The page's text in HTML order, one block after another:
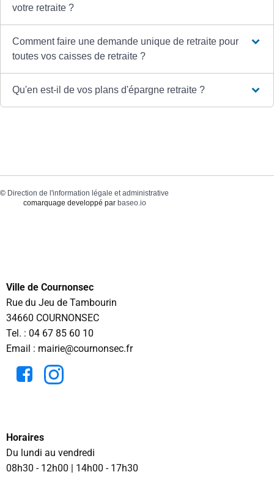
votre retraite ?
Comment faire une demande unique de retraite pour
toutes vos caisses de retraite ?
Qu'en est-il de vos plans d'épargne retraite ?
© Direction de l'information légale et administrative
comarquage developpé par baseo.io
Ville de Cournonsec
Rue du Jeu de Tambourin
34660 COURNONSEC
Tel. : 04 67 85 60 10
Email : mairie@cournonsec.fr
Horaires
Du lundi au vendredi
08h30 - 12h00 | 14h00 - 17h30